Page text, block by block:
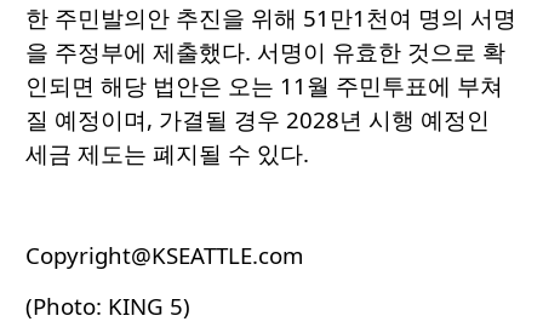
한 주민발의안 추진을 위해 51만1천여 명의 서명
을 주정부에 제출했다. 서명이 유효한 것으로 확
인되면 해당 법안은 오는 11월 주민투표에 부쳐
질 예정이며, 가결될 경우 2028년 시행 예정인
세금 제도는 폐지될 수 있다.
Copyright@KSEATTLE.com
(Photo: KING 5)